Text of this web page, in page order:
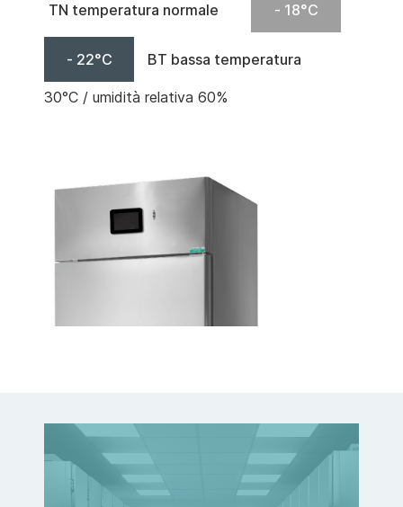
TN temperatura normale - 18°C
- 22°C BT bassa temperatura
30°C / umidità relativa 60%